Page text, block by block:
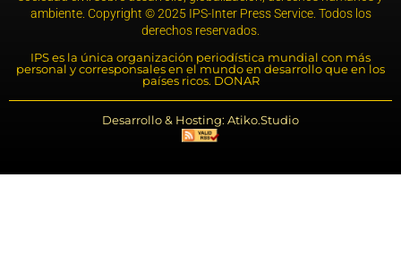
ambiente. Copyright © 2025 IPS-Inter Press Service. Todos los
derechos reservados.
IPS es la única organización periodística mundial con más
personal y corresponsales en el mundo en desarrollo que en los
países ricos. DONAR
Desarrollo & Hosting: Atiko.Studio